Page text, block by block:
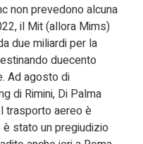
non prevedono alcuna
il Mit (allora Mims)
due miliardi per la
duecento
Ad agosto di
di Rimini, Di Palma
trasporto aereo è
stato un pregiudizio